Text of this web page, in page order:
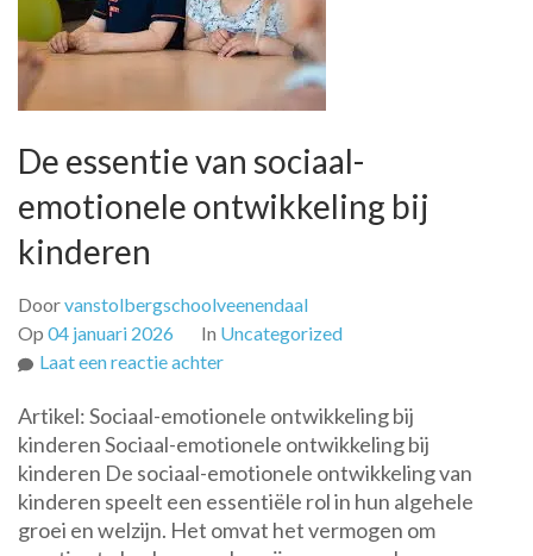
De essentie van sociaal-
emotionele ontwikkeling bij
kinderen
Doorvanstolbergschoolveenendaal
Op 04 januari 2026 In Uncategorized
Laat een reactie achterop
essentie
van
sociaal-
emotionele
ontwikkeling
Artikel: Sociaal-emotionele ontwikkeling bij
kinderen Sociaal-emotionele ontwikkeling bij
kinderen De sociaal-emotionele ontwikkeling van
kinderen speelt een essentiële rol in hun algehele
groei en welzijn. Het omvat het vermogen om